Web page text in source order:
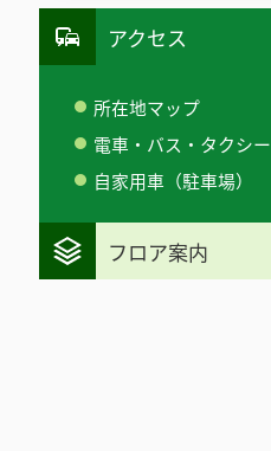
アクセス
所在地マップ
電車・バス・タクシー
自家用車（駐車場）
フロア案内